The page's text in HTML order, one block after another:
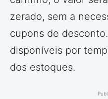
zerado, sem a
cupons de
disponíveis por
dos estoques.